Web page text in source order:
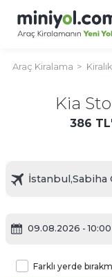
Araç Kiralama
Kia
386
09.08.2026 - 10:00
Farklı yerde